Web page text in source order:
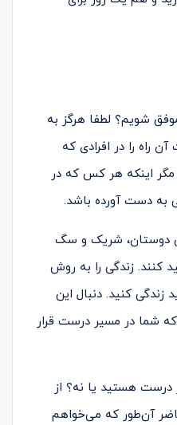
شویم؟ لطفا هرگز به
راه را در افرادی که
مگر اینکه هر کس که در
به دست آورده باشد.
دوستان، شریک و سگ
کنند. زندگی را به روش
کنید. دنبال این
که شما در مسیر درست قرار
درست هستید یا نه؟ از
آن‌طور که می‌­خواهم